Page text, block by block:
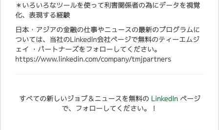
＊いろいろなツールを使って利害関係者の為にデータを視覚
化、表現する経験
日本・アジアの金融の仕事やニュースの最新のプログラムに
ついては、当社のLinkedIn会社ページで無料のティーエムジ
ェイ ・パートナーズをフォローしてください。
https://www.linkedin.com/company/tmjpartners
すべての新しいジョブ＆ニュースを無料の LinkedInページ
で、フォローしてください。！